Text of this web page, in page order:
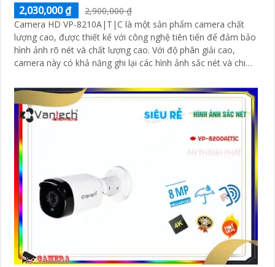
2,030,000 ₫
2,900,000 ₫
Camera HD VP-8210A|T|C là một sản phẩm camera chất
lượng cao, được thiết kế với công nghệ tiên tiến để đảm bảo
hình ảnh rõ nét và chất lượng cao. Với độ phân giải cao,
camera này có khả năng ghi lại các hình ảnh sắc nét và chi